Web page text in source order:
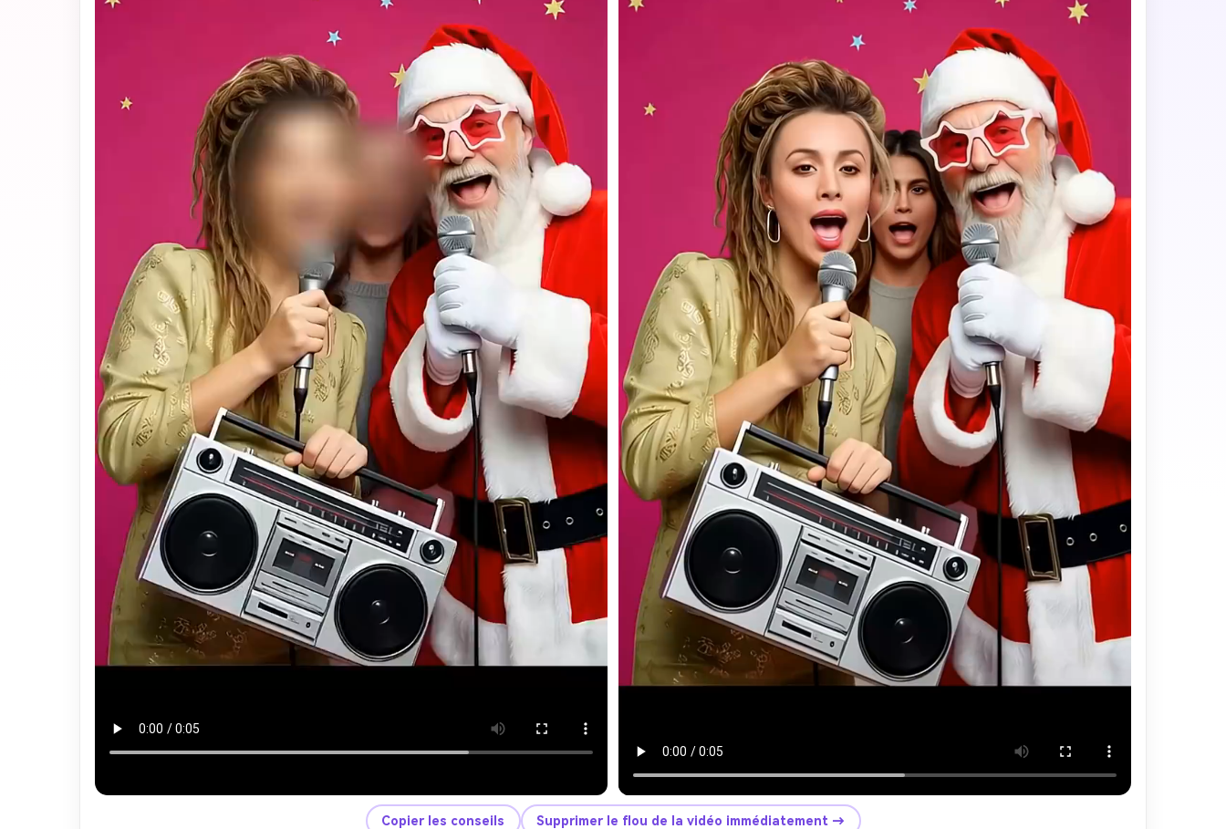
Copier les conseils Supprimer le flou de la vidéo immédiatement →